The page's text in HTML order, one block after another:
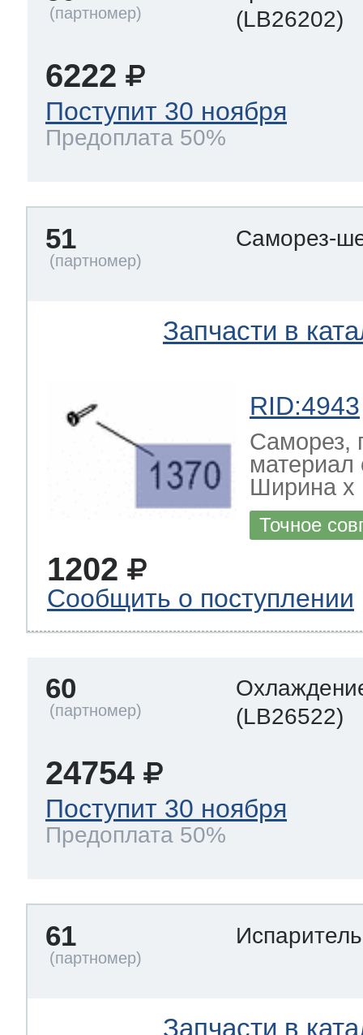
(LB26202)
6222
Поступит 30 ноября
Предоплата 50%
51 Саморез-
Запчасти в
RID:4943
Саморез,
Ширина х
Точное
1202
Сообщить о поступлении
60
(LB26522)
24754
Поступит 30 ноября
Предоплата 50%
61
Запчасти в